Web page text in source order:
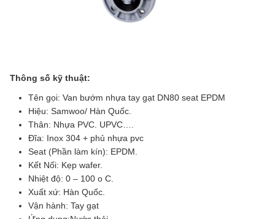
Thông số kỹ thuật:
Tên gọi: Van bướm nhựa tay gạt DN80 seat EPDM
Hiệu: Samwoo/ Hàn Quốc.
Thân: Nhựa PVC. UPVC….
Đĩa: Inox 304 + phủ nhựa pvc
Seat (Phần làm kín): EPDM.
Kết Nối: Kẹp wafer.
Nhiệt độ: 0 – 100 o C.
Xuất xứ: Hàn Quốc.
Vận hành: Tay gạt